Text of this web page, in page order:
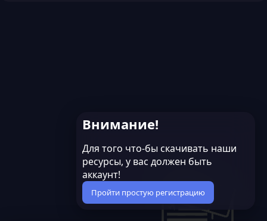
Внимание!
Для того что-бы скачивать наши
ресурсы, у вас должен быть
аккаунт!
Пройти простую регистрацию